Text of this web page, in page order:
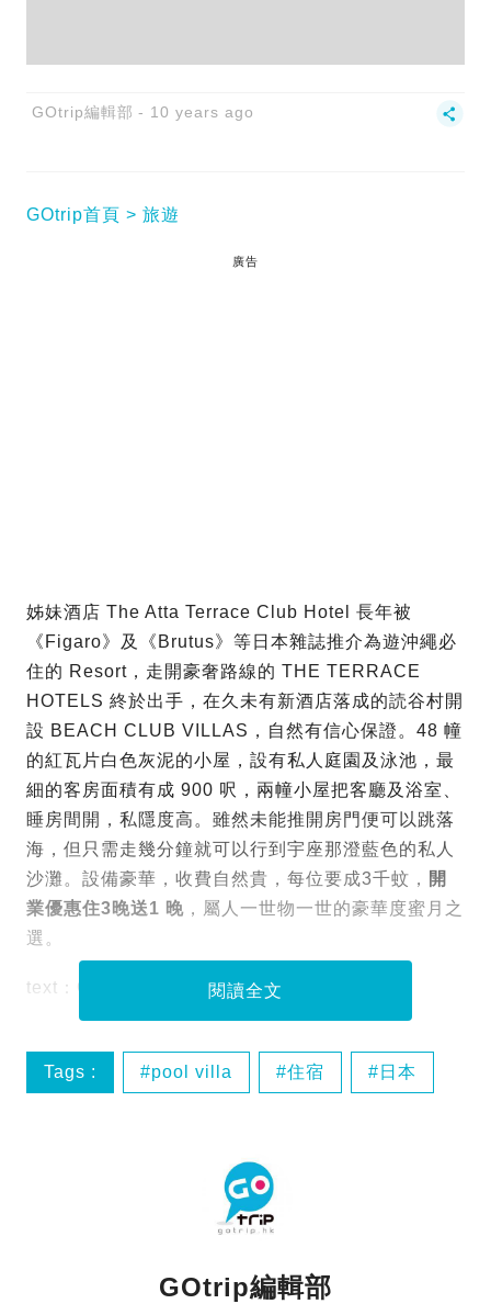
GOtrip編輯部 10 years ago
GOtrip首頁 旅遊
廣告
姊妹酒店 The Atta Terrace Club Hotel 長年被
《Figaro》及《Brutus》等日本雜誌推介為遊沖繩必
住的 Resort，走開豪奢路線的 THE TERRACE
HOTELS 終於出手，在久未有新酒店落成的読谷村開
設 BEACH CLUB VILLAS，自然有信心保證。 48 幢
的紅瓦片白色灰泥的小屋，設有私人庭園及泳池，最
細的客房面積有成 900 呎，兩幢小屋把客廳及浴室、
睡房間開，私隱度高。雖然未能推開房門便可以跳落
海，但只需走幾分鐘就可以行到宇座那澄藍色的私人
沙灘。設備豪華，收費自然貴，每位要成3千蚊， 開
業優惠住3晚送1 晚 ，屬人一世物一世的豪華度蜜月之
選。
text：ONKI＠新假期 閱讀全文
Tags : pool villa 住宿 日本
GOtrip編輯部